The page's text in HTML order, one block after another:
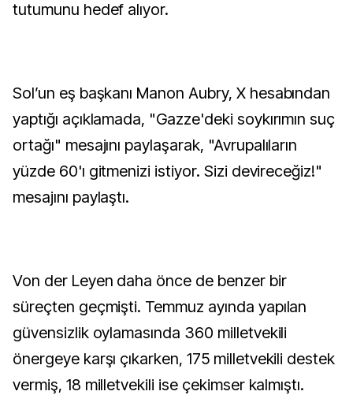
tutumunu hedef alıyor.
Sol’un eş başkanı Manon Aubry, X hesabından
yaptığı açıklamada, "Gazze'deki soykırımın suç
ortağı" mesajını paylaşarak, "Avrupalıların
yüzde 60'ı gitmenizi istiyor. Sizi devireceğiz!"
mesajını paylaştı.
Von der Leyen daha önce de benzer bir
süreçten geçmişti. Temmuz ayında yapılan
güvensizlik oylamasında 360 milletvekili
önergeye karşı çıkarken, 175 milletvekili destek
vermiş, 18 milletvekili ise çekimser kalmıştı.